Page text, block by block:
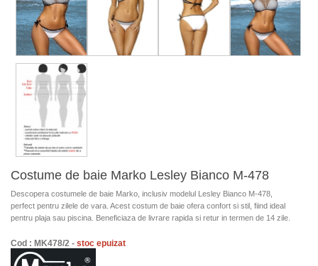
Costume de baie Marko Lesley Bianco M-478
Descopera costumele de baie Marko, inclusiv modelul Lesley Bianco M-478,
perfect pentru zilele de vara. Acest costum de baie ofera confort si stil, fiind ideal
pentru plaja sau piscina. Beneficiaza de livrare rapida si retur in termen de 14 zile.
Cod : MK478/2 - stoc epuizat